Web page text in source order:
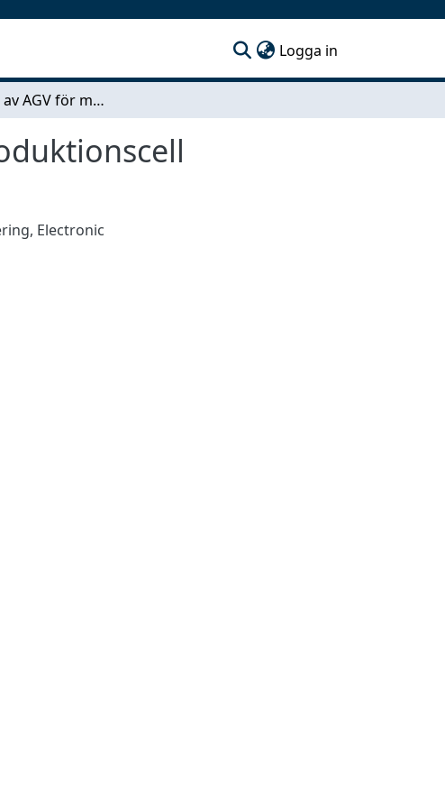
Logga in
Utveckling av AGV för materialtransport till produktionscell
Electronic